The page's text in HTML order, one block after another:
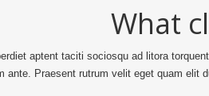
What
aptent taciti sociosqu ad litora
ante. Praesent rutrum velit eget quam elit